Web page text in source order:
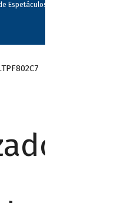
Espetáculos